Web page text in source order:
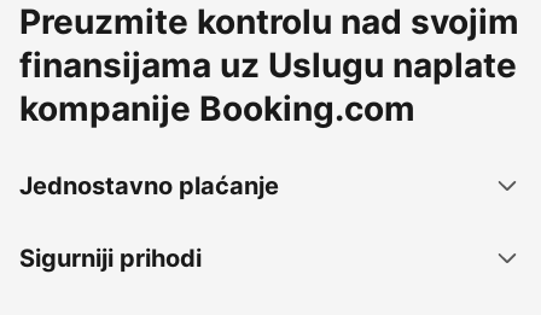
Preuzmite kontrolu nad svojim
finansijama uz Uslugu naplate
kompanije Booking.com
Jednostavno plaćanje
Sigurniji prihodi